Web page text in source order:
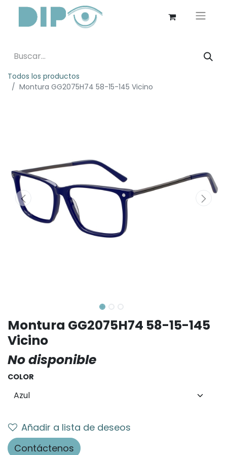
Todos los productos
Montura GG2075H74 58-15-145 Vicino
Montura GG2075H74 58-15-145
Vicino
No disponible
COLOR
Añadir a lista de deseos
Contáctenos